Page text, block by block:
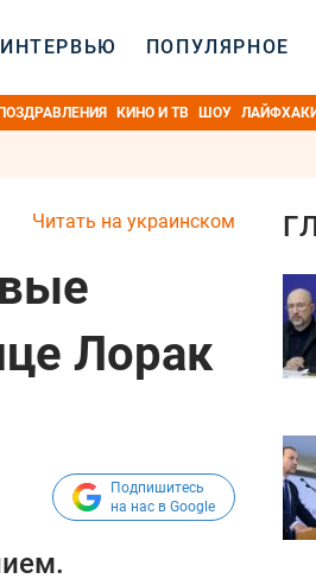
ИНТЕРВЬЮ ПОПУЛЯРНОЕ
ПОЗДРАВЛЕНИЯ КИНО И ТВ ШОУ ЛАЙФХАКИ
Читать на украинском
Лорак
Подпишитесь
на нас в Google